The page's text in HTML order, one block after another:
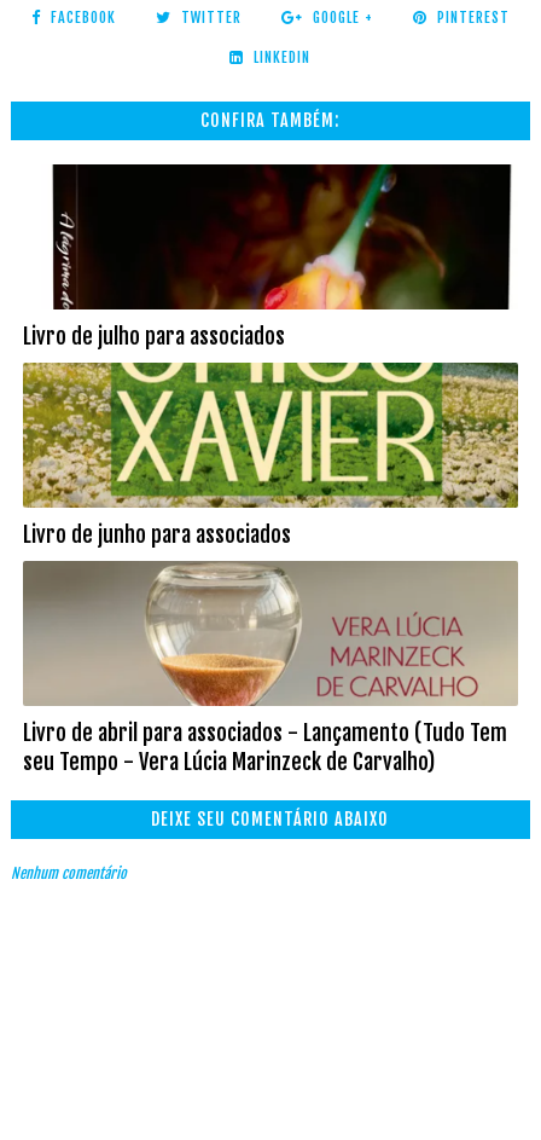
FACEBOOK TWITTER GOOGLE + PINTEREST
LINKEDIN
CONFIRA TAMBÉM:
Livro de julho para associados
Livro de junho para associados
Livro de abril para associados - Lançamento (Tudo Tem
seu Tempo - Vera Lúcia Marinzeck de Carvalho)
DEIXE SEU COMENTÁRIO ABAIXO
Nenhum comentário